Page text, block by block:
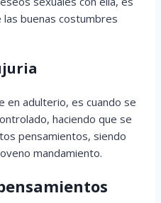
buenas costumbres
en adulterio, es cuando se
haciendo que se
pensamientos, siendo
mandamiento.